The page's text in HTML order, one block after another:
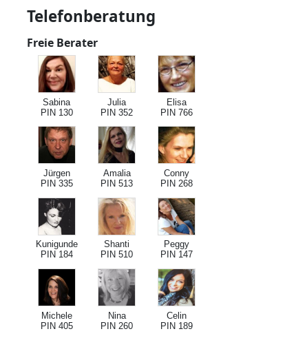
Telefonberatung
Freie Berater
Sabina
PIN 130
Julia
PIN 352
Elisa
PIN 766
Jürgen
PIN 335
Amalia
PIN 513
Conny
PIN 268
Kunigunde
PIN 184
Shanti
PIN 510
Peggy
PIN 147
Michele
PIN 405
Nina
PIN 260
Celin
PIN 189